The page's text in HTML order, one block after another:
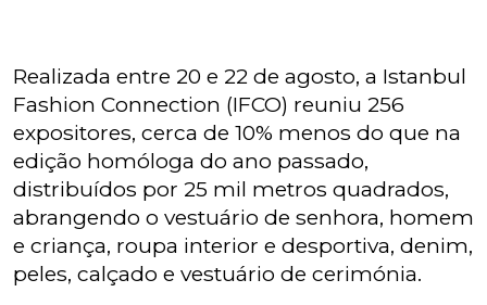
Realizada entre 20 e 22 de agosto, a Istanbul
Fashion Connection (IFCO) reuniu 256
expositores, cerca de 10% menos do que na
edição homóloga do ano passado,
distribuídos por 25 mil metros quadrados,
abrangendo o vestuário de senhora, homem
e criança, roupa interior e desportiva, denim,
peles, calçado e vestuário de cerimónia.